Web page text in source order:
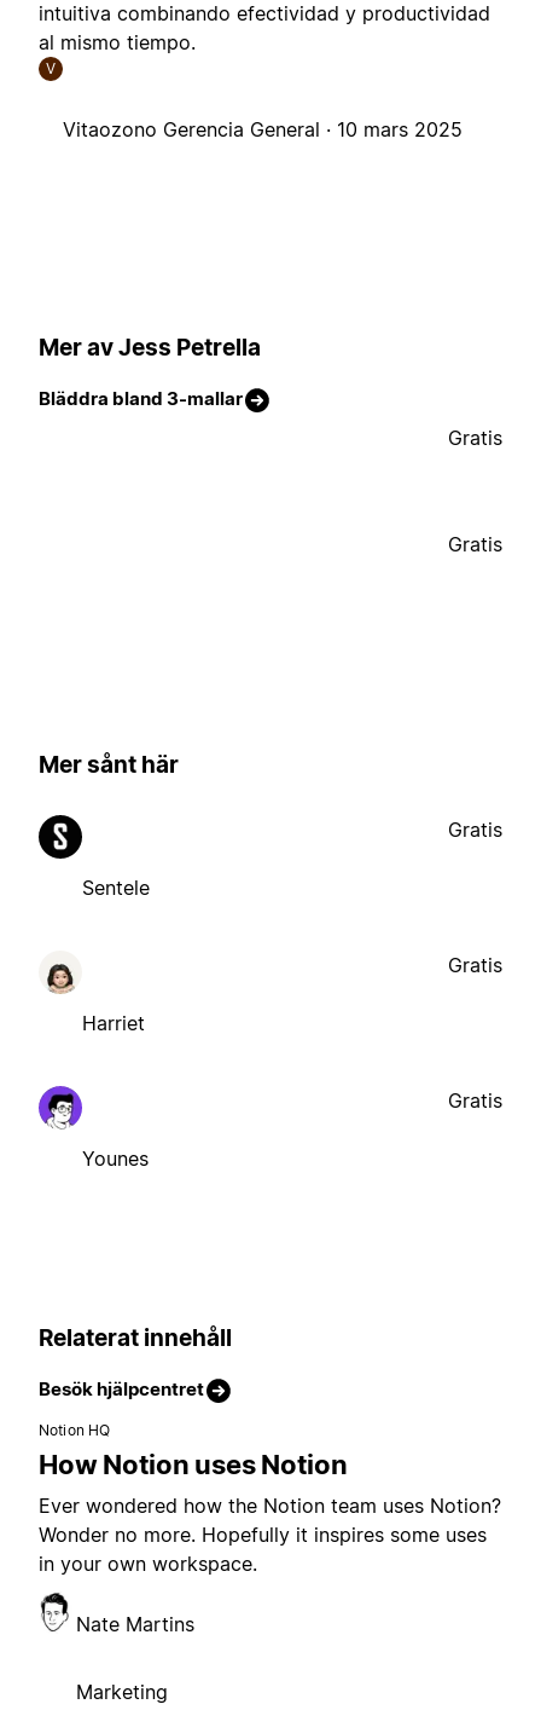
intuitiva combinando efectividad y productividad
al mismo tiempo.
V
Vitaozono Gerencia General · 10 mars 2025
Mer av Jess Petrella
Bläddra bland 3-mallar
Gratis
Gratis
Mer sånt här
Sentele
Gratis
Harriet
Gratis
Younes
Gratis
Relaterat innehåll
Besök hjälpcentret
Notion HQ
How Notion uses Notion
Ever wondered how the Notion team uses Notion?
Wonder no more. Hopefully it inspires some uses
in your own workspace.
Nate Martins
Marketing